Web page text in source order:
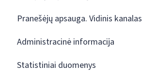
Pranešėjų apsauga. Vidinis kanalas
Administracinė informacija
Statistiniai duomenys